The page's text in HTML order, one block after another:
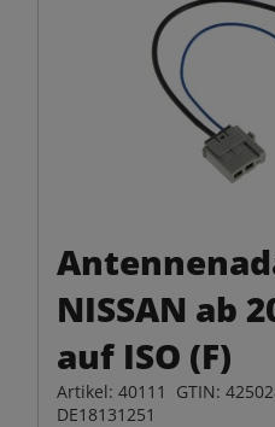
NISSAN ab
auf ISO (F)
Artikel: 40111 GTIN:
DE18131251